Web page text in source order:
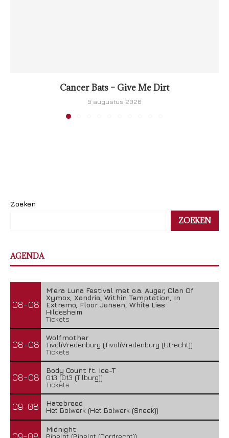
Cancer Bats – Give Me Dirt
5 augustus 2026
Zoeken
ZOEKEN
AGENDA
08-08
M'era Luna Festival met o.a. Auger, Clan Of
Xymox, Xandria, Within Temptation, In
Extremo, Floor Jansen, White Lies
Hildesheim
Tickets
08-08
Wolfmother
TivoliVredenburg (TivoliVredenburg (Utrecht))
Tickets
08-08
Body Count ft. Ice-T
013 (013 (Tilburg))
Tickets
09-08
Hatebreed
Het Bolwerk (Het Bolwerk (Sneek))
Midnight
Bibelot (Bibelot (Dordrecht))